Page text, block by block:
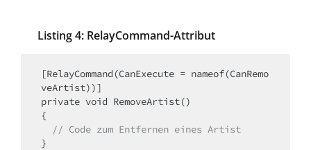
Listing 4: RelayCommand-Attribut
[RelayCommand(CanExecute = nameof(CanRemo
veArtist))]
private void RemoveArtist()
{
// Code zum Entfernen eines Artist
}